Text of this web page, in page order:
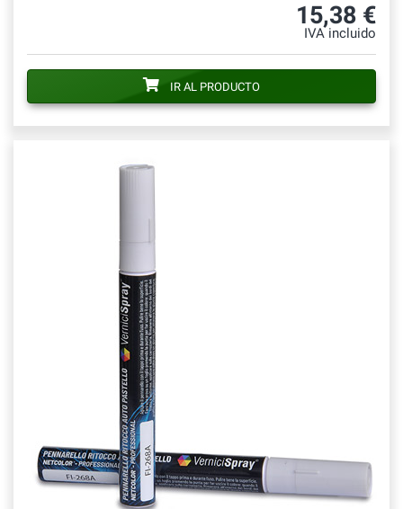
15,38 €
IVA incluido
IR AL PRODUCTO